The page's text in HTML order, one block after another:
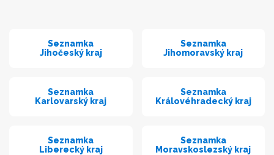
Seznamka
Jihočeský kraj
Seznamka
Jihomoravský kraj
Seznamka
Karlovarský kraj
Seznamka
Královéhradecký kraj
Seznamka
Liberecký kraj
Seznamka
Moravskoslezský kraj